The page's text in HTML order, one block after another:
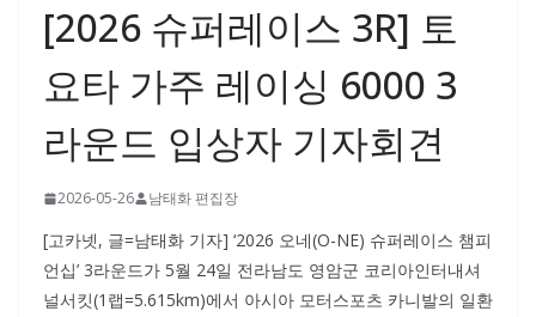
[2026 슈퍼레이스 3R] 토
요타 가주 레이싱 6000 3
라운드 입상자 기자회견
2026-05-26 남태화 편집장
[고카넷, 글=남태화 기자] ‘2026 오네(O-NE) 슈퍼레이스 챔피
언십’ 3라운드가 5월 24일 전라남도 영암군 코리아인터내셔
널서킷(1랩=5.615km)에서 아시아 모터스포츠 카니발의 일환